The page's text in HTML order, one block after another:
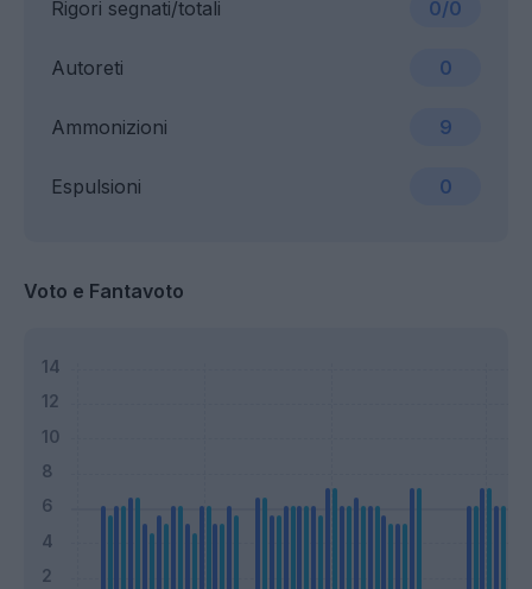
Ammonizioni 9
Rigori segnati/totali 0/0
Espulsioni 0
Autoreti 0
Voto e Fantavoto